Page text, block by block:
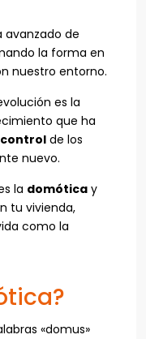
avanzado de
la forma en
nuestro entorno.
es la
que ha
de los
nuevo.
la domótica y
tu vivienda,
como la
«domus»